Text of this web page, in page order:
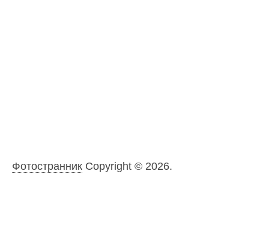
ФотостранникCopyright © 2026.